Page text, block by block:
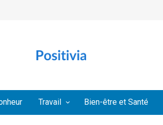
Travail Bien-être et Santé